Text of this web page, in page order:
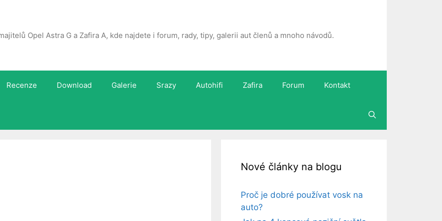
Opel Astra G a Zafira A, kde najdete i forum, rady, tipy, galerii aut členů a mnoho návodů.
Recenze Download Galerie Srazy Autohifi Zafira Forum Kontakt
Nové články na blogu
Proč je dobré používat vosk na
auto?